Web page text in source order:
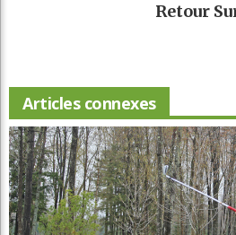
Retour
Articles connexes